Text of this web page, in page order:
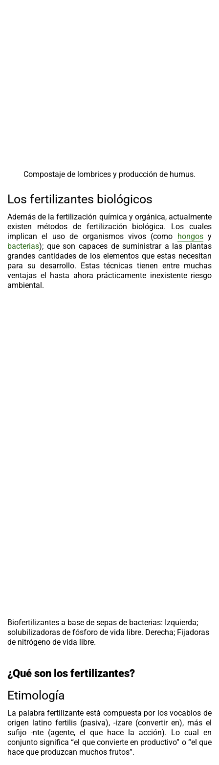
Compostaje de lombrices y producción de humus.
Los fertilizantes biológicos
Además de la fertilización química y orgánica, actualmente
existen métodos de fertilización biológica. Los cuales
implican el uso de organismos vivos (como hongosy
bacterias); que son capaces de suministrar a las plantas
grandes cantidades de los elementos que estas necesitan
para su desarrollo. Estas técnicas tienen entre muchas
ventajas el hasta ahora prácticamente inexistente riesgo
ambiental.
Biofertilizantes a base de sepas de bacterias: Izquierda;
solubilizadoras de fósforo de vida libre. Derecha; Fijadoras
de nitrógeno de vida libre.
¿Qué son los fertilizantes?
Etimología
La palabra fertilizante está compuesta por los vocablos de
origen latino fertilis (pasiva), -izare (convertir en), más el
sufijo -nte (agente, el que hace la acción). Lo cual en
conjunto significa “el que convierte en productivo” o “el que
hace que produzcan muchos frutos”.